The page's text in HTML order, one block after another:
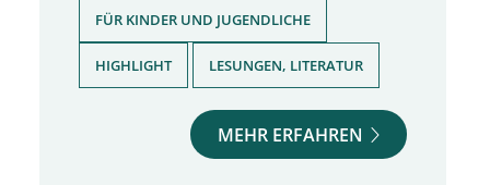
FÜR KINDER UND JUGENDLICHE
HIGHLIGHT LESUNGEN, LITERATUR
MEHR ERFAHREN